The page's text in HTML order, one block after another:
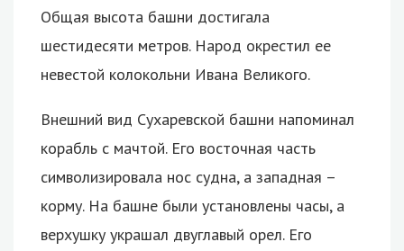
Общая высота башни достигала
шестидесяти метров. Народ окрестил ее
невестой колокольни Ивана Великого.
Внешний вид Сухаревской башни напоминал
корабль с мачтой. Его восточная часть
символизировала нос судна, а западная –
корму. На башне были установлены часы, а
верхушку украшал двуглавый орел. Его